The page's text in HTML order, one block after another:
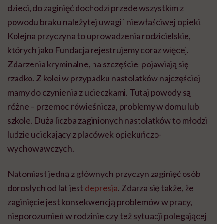
dzieci, do zaginięć dochodzi przede wszystkim z
powodu braku należytej uwagi i niewłaściwej opieki.
Kolejna przyczyna to uprowadzenia rodzicielskie,
których jako Fundacja rejestrujemy coraz więcej.
Zdarzenia kryminalne, na szczęście, pojawiają się
rzadko. Z kolei w przypadku nastolatków najczęściej
mamy do czynienia z ucieczkami. Tutaj powody są
różne – przemoc rówieśnicza, problemy w domu lub
szkole. Duża liczba zaginionych nastolatków to młodzi
ludzie uciekający z placówek opiekuńczo-
wychowawczych.
Natomiast jedną z głównych przyczyn zaginięć osób
dorosłych od lat jest depresja. Zdarza się także, że
zaginięcie jest konsekwencją problemów w pracy,
nieporozumień w rodzinie czy też sytuacji polegającej